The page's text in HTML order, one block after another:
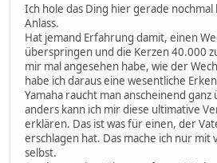
Ich hole das Ding hier gerade
Anlass.
Hat jemand Erfahrung damit, einen
überspringen und die Kerzen 40.000
mir mal angesehen habe, wie der
habe ich daraus eine wesentliche
Yamaha raucht man anscheinend ganz
anders kann ich mir diese ultimative
erklären. Das ist was für einen, der
erschlagen hat. Das mache ich nur
selbst.